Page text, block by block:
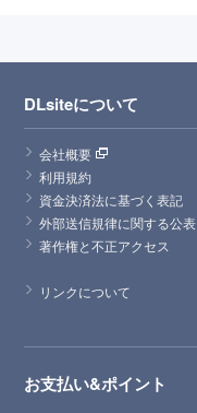
DLsiteについて
会社概要
利用規約
資金決済法に基づく表記
外部送信規律に関する公表
著作権と不正アクセス
リンクについて
お支払い&ポイント